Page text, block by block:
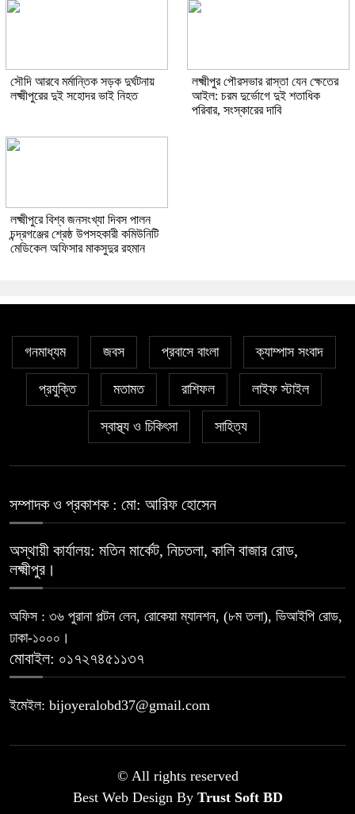
সৌদি আরবে মর্মান্তিক সড়ক দুর্ঘটনায়
লক্ষ্মীপুরের দুই সহোদর ভাই নিহত
লক্ষ্মীপুর পৌরসভার রাস্তা যেন ক্ষেতের
আইল: চরম দুর্ভোগে দুই শতাধিক
পরিবার, সংস্কারের দাবি
লক্ষ্মীপুরে বিশ্ব জনসংখ্যা দিবস পালন
চন্দ্রগঞ্জের শ্রেষ্ঠ উপসহকারী কমিউনিটি
মেডিকেল অফিসার মাকসুদুর রহমান
গনমাধ্যম জবস প্রবাসে বাংলা ক্যাম্পাস সংবাদ
প্রযুক্তি মতামত রাশিফল লাইফ স্টাইল
স্বাস্থ্য ও চিকিৎসা সাহিত্য
সম্পাদক ও প্রকাশক : মো: আরিফ হোসেন
অস্থায়ী কার্যালয়: মতিন মার্কেট, নিচতলা, কালি বাজার রোড,
লক্ষ্মীপুর।
অফিস : ৩৬ পুরানা পল্টন লেন, রোকেয়া ম্যানশন, (৮ম তলা), ভিআইপি রোড,
ঢাকা-১০০০।
মোবাইল: ০১৭২৭৪৫১১৩৭
ইমেইল: bijoyeralobd37@gmail.com
© All rights reserved
Best Web Design By Trust Soft BD